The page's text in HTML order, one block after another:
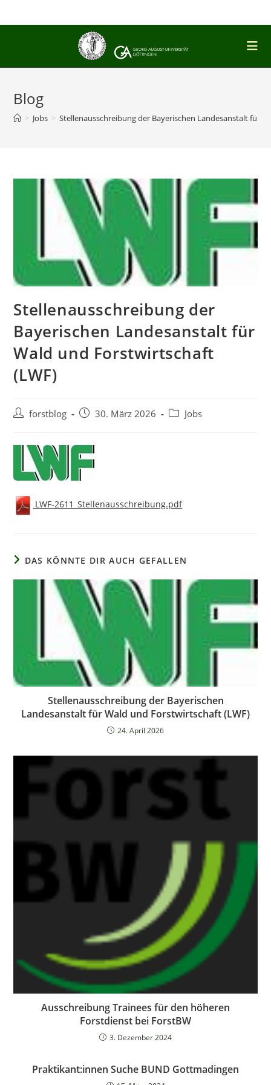
Inhalt
Blog
> Jobs > Stellenausschreibung der Bayerischen Landesanstalt für
Stellenausschreibung der
Bayerischen Landesanstalt für
Wald und Forstwirtschaft
(LWF)
Beitrags-
forstblog
Beitrag30. März 2026
Beitrags-
Jobs
LWF-2611_Stellenausschreibung.pdf
DAS KÖNNTE DIR AUCH GEFALLEN
Stellenausschreibung der Bayerischen
Landesanstalt für Wald und Forstwirtschaft (LWF)
24. April 2026
Ausschreibung Trainees für den höheren
Forstdienst bei ForstBW
3. Dezember 2024
Praktikant:innen Suche BUND Gottmadingen